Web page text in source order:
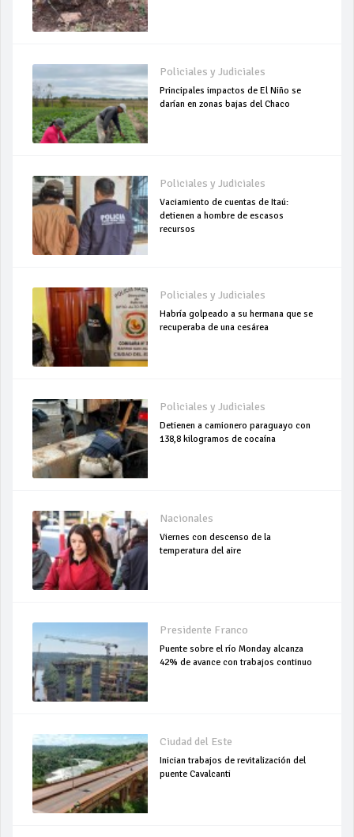
Policiales y Judiciales
Principales impactos de El Niño se
darían en zonas bajas del Chaco
Policiales y Judiciales
Vaciamiento de cuentas de Itaú:
detienen a hombre de escasos
recursos
Policiales y Judiciales
Habría golpeado a su hermana que se
recuperaba de una cesárea
Policiales y Judiciales
Detienen a camionero paraguayo con
138,8 kilogramos de cocaína
Nacionales
Viernes con descenso de la
temperatura del aire
Presidente Franco
Puente sobre el río Monday alcanza
42% de avance con trabajos continuo
Ciudad del Este
Inician trabajos de revitalización del
puente Cavalcanti